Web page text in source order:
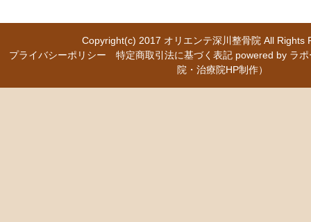
Copyright(c) 2017 オリエンテ深川整骨院 All
プライバシーポリシー
特定商取引法に基づく表記 powered by ラ
院・治療院HP制作）